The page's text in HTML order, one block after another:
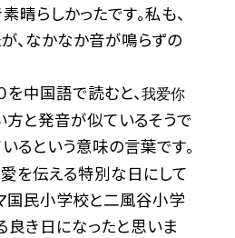
晴らしかったです。私も、
、なかなか音が鳴らずの
を中国語で読むと、 我爱你
方と発音が似ているそうで
るという意味の言葉です。
を伝える特別な日にして
国民小学校と二風谷小学
き日になったと思いま